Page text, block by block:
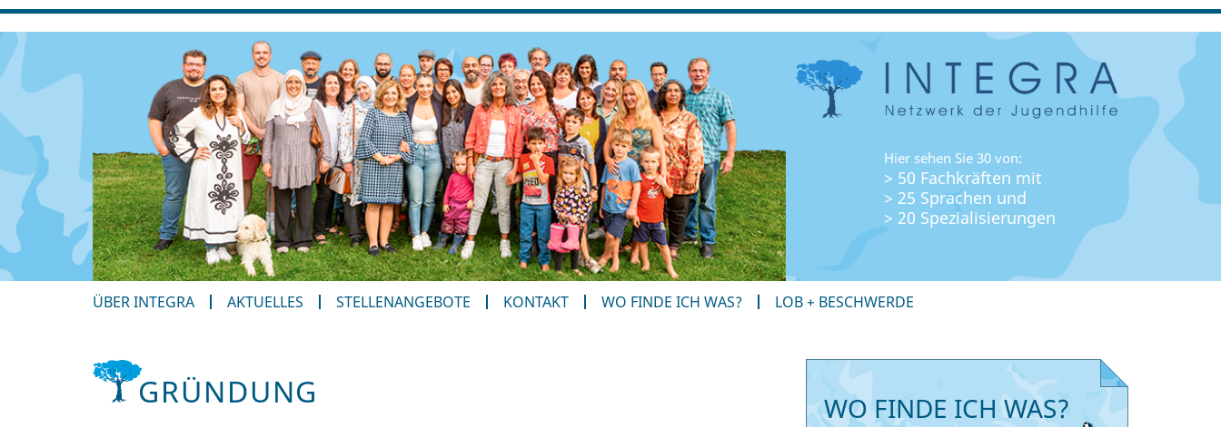
Hier sehen Sie 30 von:
> 50 Fachkräften mit
> 25 Sprachen und
> 20 Spezialisierungen
ÜBER INTEGRA AKTUELLES STELLENANGEBOTE KONTAKT WO FINDE ICH WAS? LOB + BESCHWERDE
GRÜNDUNG WO FINDE ICH WAS?